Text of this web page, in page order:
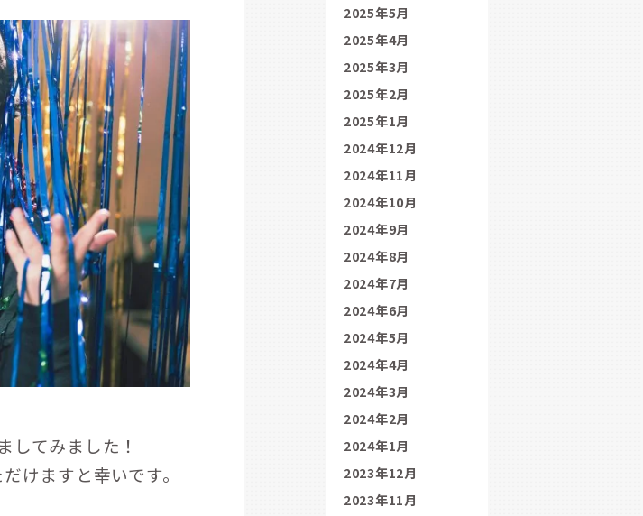
してみました！
けますと幸いです。
2025年5月
2025年4月
2025年3月
2025年2月
2025年1月
2024年12月
2024年11月
2024年10月
2024年9月
2024年8月
2024年7月
2024年6月
2024年5月
2024年4月
2024年3月
2024年2月
2024年1月
2023年12月
2023年11月